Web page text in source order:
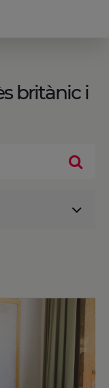
britànic i